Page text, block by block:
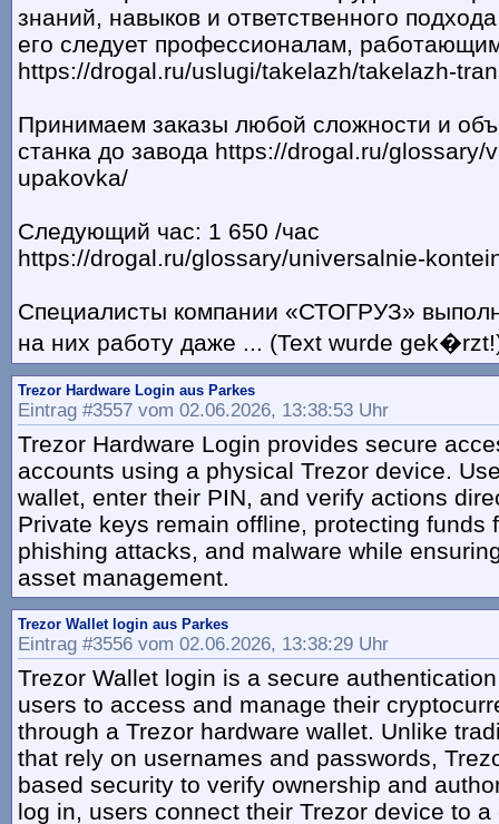
знаний, навыков и ответственного
его следует профессионалам,
https://drogal.ru/uslugi/takelazh/takelazh-
Принимаем заказы любой сложности и
станка до завода https://drogal.ru/glossary/
upakovka/
Следующий час: 1 650 /час
https://drogal.ru/glossary/universalnie-
Специалисты компании «СТОГРУЗ»
на них работу даже ... (Text wurde
Trezor Hardware Login aus Parkes
Eintrag #3557 vom 02.06.2026, 13:38:53 Uhr
Trezor Hardware Login provides secure
accounts using a physical Trezor device.
wallet, enter their PIN, and verify actions
Private keys remain offline, protecting funds
phishing attacks, and malware while
asset management.
Trezor Wallet login aus Parkes
Eintrag #3556 vom 02.06.2026, 13:38:29 Uhr
Trezor Wallet login is a secure
users to access and manage their
through a Trezor hardware wallet. Unlike
that rely on usernames and passwords,
based security to verify ownership and
log in, users connect their Trezor device to